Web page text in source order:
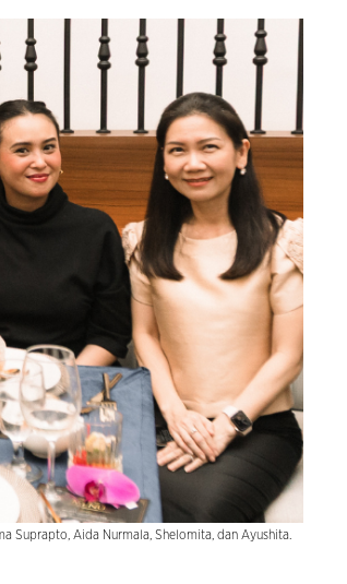
Suprapto, Aida Nurmala, Shelomita, dan Ayushita.